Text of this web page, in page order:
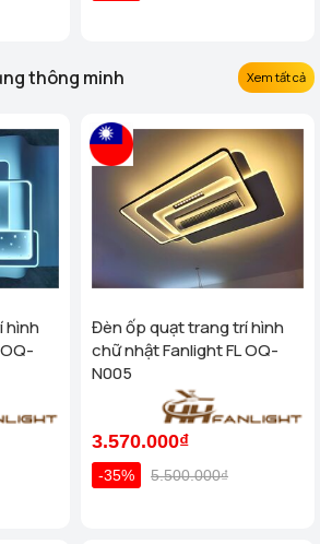
thông minh Xem tất cả
hình
Đèn ốp quạt trang trí hình
chữ nhật Fanlight FL OQ-
N005
3.570.000₫
-35% 5.500.000₫